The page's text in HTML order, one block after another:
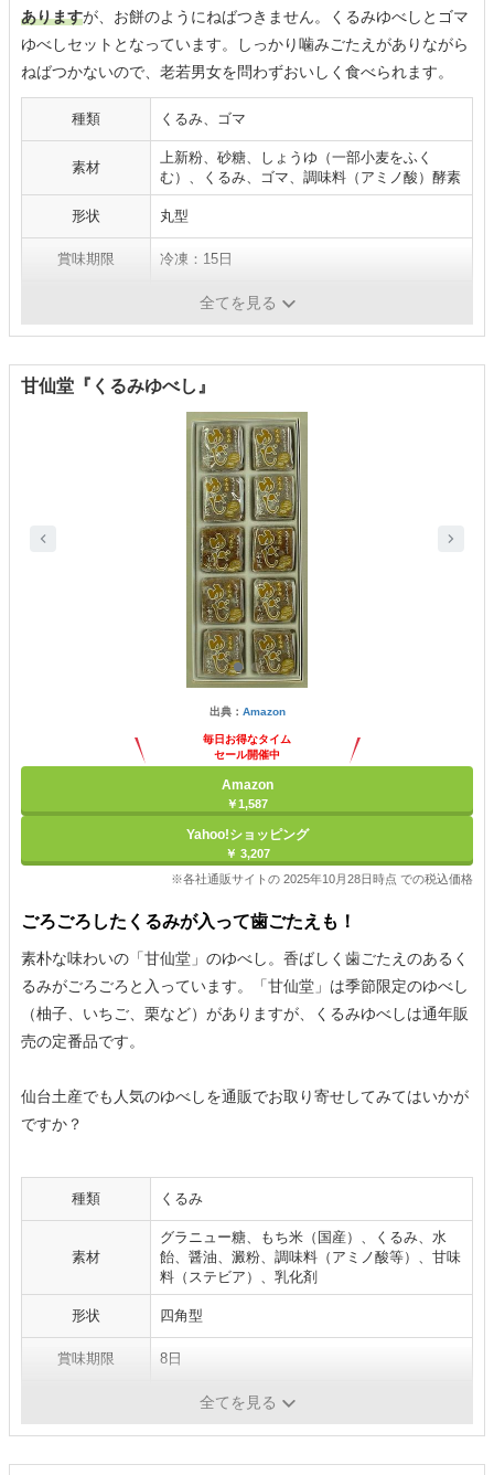
ありますが、お餅のようにねばつきません。くるみゆべしとゴマ
ゆべしセットとなっています。しっかり噛みごたえがありながら
ねばつかないので、老若男女を問わずおいしく食べられます。
種類 くるみ、ゴマ
素材
上新粉、砂糖、しょうゆ（一部小麦をふく
む）、くるみ、ゴマ、調味料（アミノ酸）酵素
形状 丸型
賞味期限 冷凍：15日
くるみゆべし×10笹、ゴマゆべし×10笹
全てを見る
甘仙堂『くるみゆべし』
出典： Amazon
毎日お得なタイム
セール開催中
Amazon
￥1,587
Yahoo!ショッピング
￥ 3,207
※各社通販サイトの 2025年10月28日時点 での税込価格
ごろごろしたくるみが入って歯ごたえも！
素朴な味わいの「甘仙堂」のゆべし。香ばしく歯ごたえのあるく
るみがごろごろと入っています。「甘仙堂」は季節限定のゆべし
（柚子、いちご、栗など）がありますが、くるみゆべしは通年販
売の定番品です。
仙台土産でも人気のゆべしを通販でお取り寄せしてみてはいかが
ですか？
種類 くるみ
素材
グラニュー糖、もち米（国産）、くるみ、水
飴、醤油、澱粉、調味料（アミノ酸等）、甘味
料（ステビア）、乳化剤
形状 四角型
賞味期限 8日
全てを見る